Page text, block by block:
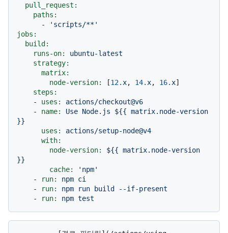
pull_request:
paths:
-
'scripts/**'
jobs:
build:
runs-on:
ubuntu-latest
strategy:
matrix:
node-version:
[12. x, 14. x, 16. x]
steps:
-
uses:
actions/checkout@v6
-
name: Use Node.js ${{ matrix.node-version
}}
uses:
actions/setup-node@v4
with:
node-version:
${{ matrix.node-version
}}
cache:
'npm'
-
run: npm ci
-
run: npm run build
--if-present
-
run: npm test